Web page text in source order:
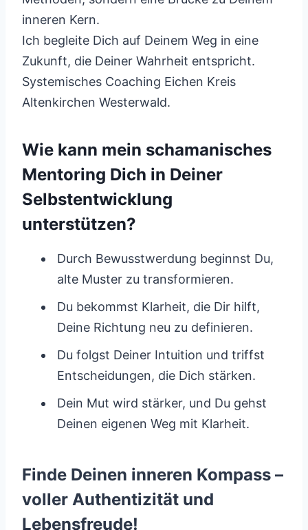
inneren Kern.
Ich begleite Dich auf Deinem Weg in eine
Zukunft, die Deiner Wahrheit entspricht.
Systemisches Coaching Eichen Kreis
Altenkirchen Westerwald.
Wie kann mein schamanisches
Mentoring Dich in Deiner
Selbstentwicklung
unterstützen?
Durch Bewusstwerdung beginnst Du,
alte Muster zu transformieren.
Du bekommst Klarheit, die Dir hilft,
Deine Richtung neu zu definieren.
Du folgst Deiner Intuition und triffst
Entscheidungen, die Dich stärken.
Dein Mut wird stärker, und Du gehst
Deinen eigenen Weg mit Klarheit.
Finde Deinen inneren Kompass –
voller Authentizität und
Lebensfreude!